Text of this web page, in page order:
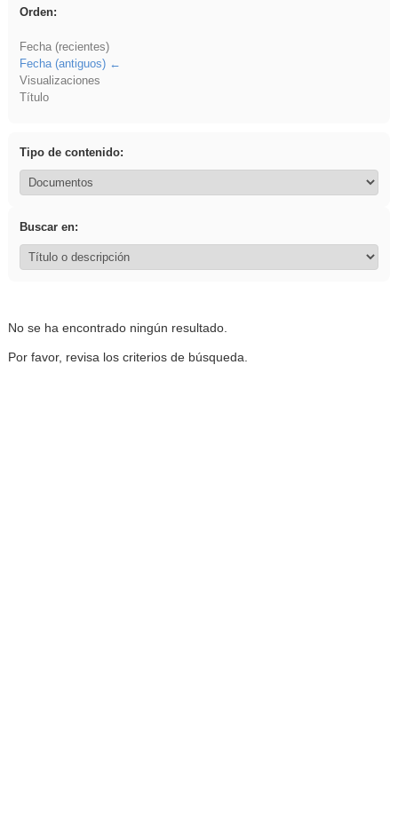
Orden:
Fecha (recientes)
Fecha (antiguos)
Visualizaciones
Título
Tipo de contenido:
Buscar en:
No se ha encontrado ningún resultado.
Por favor, revisa los criterios de búsqueda.